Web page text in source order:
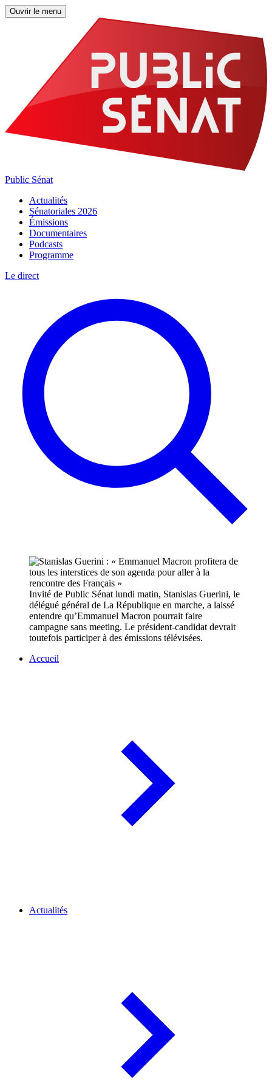
Ouvrir le menu
Public Sénat
Actualités
Sénatoriales 2026
Émissions
Documentaires
Podcasts
Programme
Le direct
Invité de Public Sénat lundi matin, Stanislas Guerini, le
délégué général de La République en marche, a laissé
entendre qu’Emmanuel Macron pourrait faire
campagne sans meeting. Le président-candidat devrait
toutefois participer à des émissions télévisées.
Accueil
Actualités